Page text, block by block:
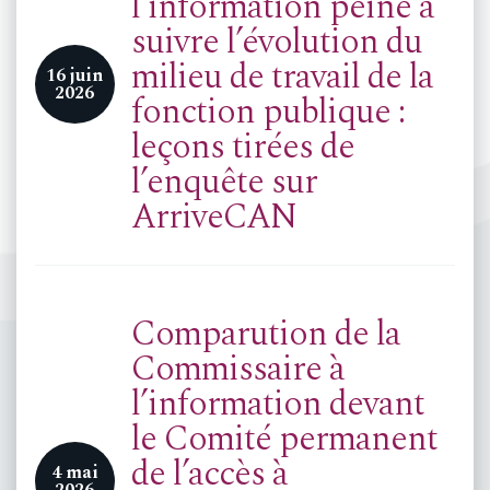
16 juin
2026
suivre l’évolution du
milieu de travail de la
fonction publique :
leçons tirées de
l’enquête sur
ArriveCAN
4 mai
Comparution de la
Commissaire à
l’information devant
le Comité permanent
de l’accès à